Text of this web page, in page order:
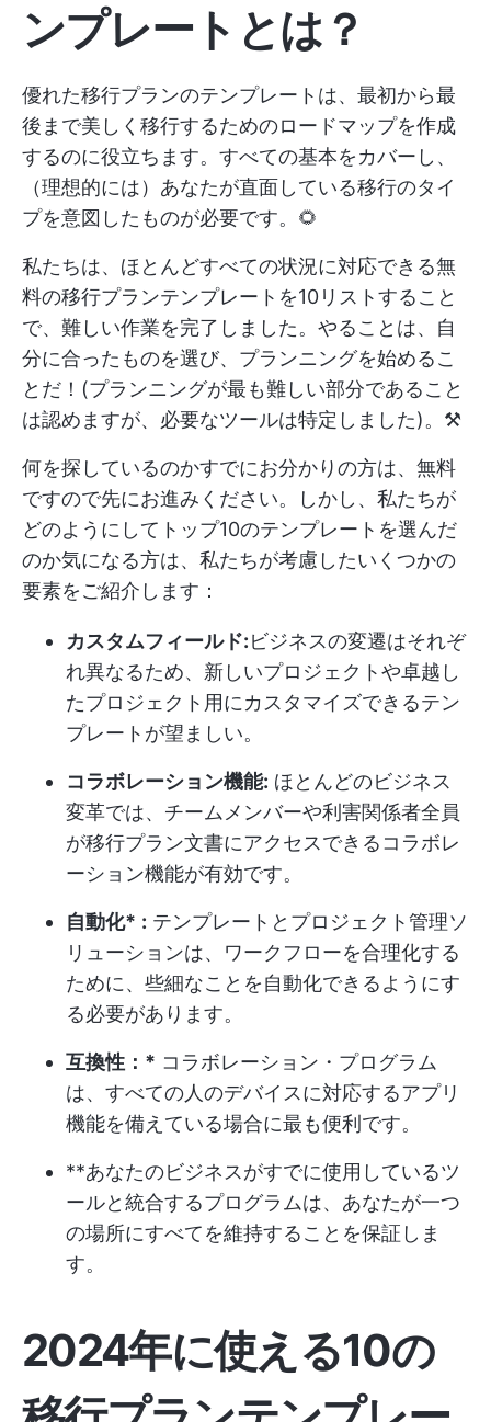
ンプレートとは？
優れた移行プランのテンプレートは、最初から最
後まで美しく移行するためのロードマップを作成
するのに役立ちます。すべての基本をカバーし、
（理想的には）あなたが直面している移行のタイ
プを意図したものが必要です。🌻
私たちは、ほとんどすべての状況に対応できる無
料の移行プランテンプレートを10リストすること
で、難しい作業を完了しました。やることは、自
分に合ったものを選び、プランニングを始めるこ
とだ！(プランニングが最も難しい部分であること
は認めますが、必要なツールは特定しました)。⚒️
何を探しているのかすでにお分かりの方は、無料
ですので先にお進みください。しかし、私たちが
どのようにしてトップ10のテンプレートを選んだ
のか気になる方は、私たちが考慮したいくつかの
要素をご紹介します：
カスタムフィールド:ビジネスの変遷はそれぞ
れ異なるため、新しいプロジェクトや卓越し
たプロジェクト用にカスタマイズできるテン
プレートが望ましい。
コラボレーション機能: ほとんどのビジネス
変革では、チームメンバーや利害関係者全員
が移行プラン文書にアクセスできるコラボレ
ーション機能が有効です。
自動化* : テンプレートとプロジェクト管理ソ
リューションは、ワークフローを合理化する
ために、些細なことを自動化できるようにす
る必要があります。
互換性：* コラボレーション・プログラム
は、すべての人のデバイスに対応するアプリ
機能を備えている場合に最も便利です。
**あなたのビジネスがすでに使用しているツ
ールと統合するプログラムは、あなたが一つ
の場所にすべてを維持することを保証しま
す。
2024年に使える10の